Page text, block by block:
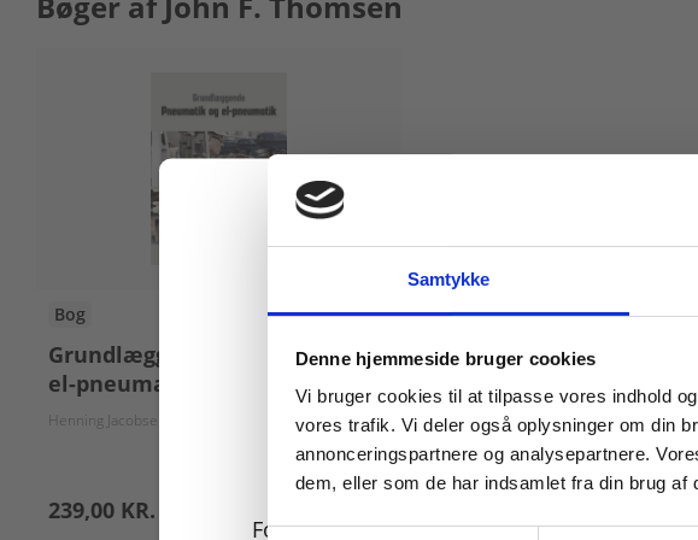
Samtykke
Denne hjemmeside bruger cookies
Vi bruger cookies til at tilpasse vores indhold
vores trafik. Vi deler også oplysninger om din
annonceringspartnere og analysepartnere.
dem, eller som de har indsamlet fra din brug af
Bog
Grundlæggende pneumatik og
el-pneumatik
Henning Jacobsen
239,00 KR.
Køb læremidler og find masterclasses
For privatkunder og
For